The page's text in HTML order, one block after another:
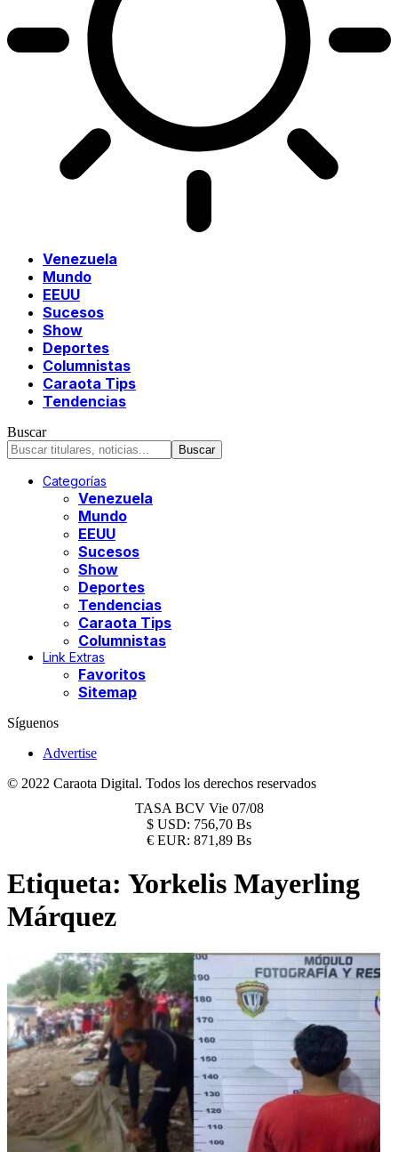
Venezuela
Mundo
EEUU
Sucesos
Show
Deportes
Columnistas
Caraota Tips
Tendencias
Buscar
Categorías
Venezuela
Mundo
EEUU
Sucesos
Show
Deportes
Tendencias
Caraota Tips
Columnistas
Link Extras
Favoritos
Sitemap
Síguenos
Advertise
© 2022 Caraota Digital. Todos los derechos reservados
TASA BCV Vie 07/08
$ USD: 756,70 Bs
€ EUR: 871,89 Bs
Etiqueta: Yorkelis Mayerling
Márquez